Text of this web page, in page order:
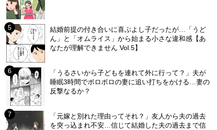
結婚前提の付き合いに喜ぶよし子だったが…「うど
ん」と「オムライス」から始まる小さな違和感【あ
なたが理解できません Vol.5】
「うるさいから子どもを連れて外に行って？」夫が
睡眠3時間でボロボロの妻に追い打ちをかける…妻の
反撃なるか？
「元嫁と別れた理由ってそれ？」友人から夫の過去
を突っ込まれ不安…信じて結婚した夫の過去まで信